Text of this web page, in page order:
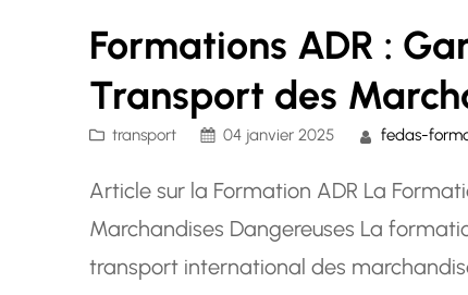
Formations ADR :
Transport des
transport 04 janvier 2025 fedas-
Article sur la Formation ADR La
Marchandises Dangereuses La
transport international des